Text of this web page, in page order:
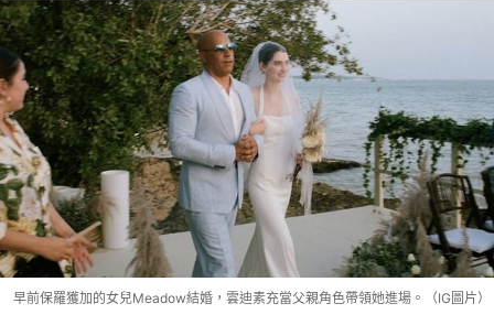
早前保羅獲加的女兒Meadow結婚，雲迪素充當父親角色帶領她進場。（IG圖片）